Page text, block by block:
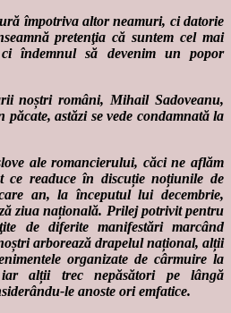
împotriva altor neamuri, ci datorie
pretenţia că suntem cel mai
îndemnul să devenim un popor
noștri români, Mihail Sadoveanu,
păcate, astăzi se vede condamnată la
ale romancierului, căci ne aflăm
ce readuce în discuție noțiunile de
an, la începutul lui decembrie,
ziua națională. Prilej potrivit pentru
de diferite manifestări marcând
arborează drapelul național, alții
organizate de cârmuire la
alții trec nepăsători pe lângă
le anoste ori emfatice.